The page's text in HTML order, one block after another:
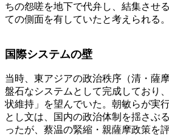
ちの怨嗟を地下で代弁し、結集させ
ての側面を有していたと考えられる。
国際システムの壁
当時、東アジアの政治秩序（清・薩
盤石なシステムとして完成しており
状維持」を望んでいた。朝敏らが実
とし文は、国内の政治体制を揺さぶ
ったが、蔡温の緊縮・親薩摩政策を